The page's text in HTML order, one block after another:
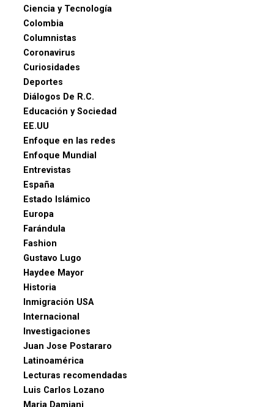
Ciencia y Tecnología
Colombia
Columnistas
Coronavirus
Curiosidades
Deportes
Diálogos De R.C.
Educación y Sociedad
EE.UU
Enfoque en las redes
Enfoque Mundial
Entrevistas
España
Estado Islámico
Europa
Farándula
Fashion
Gustavo Lugo
Haydee Mayor
Historia
Inmigración USA
Internacional
Investigaciones
Juan Jose Postararo
Latinoamérica
Lecturas recomendadas
Luis Carlos Lozano
Maria Damiani